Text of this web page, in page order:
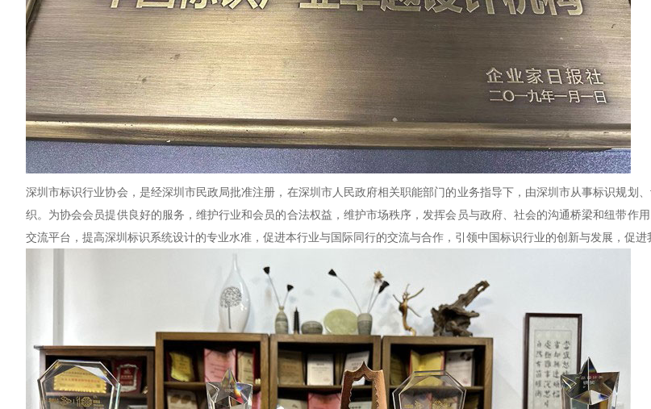
深圳市标识行业协会，是经深圳市民政局批准注册，在深圳市人民政府相关职能部门的业务指导下，由深圳市从事标识规划
织。为协会会员提供良好的服务，维护行业和会员的合法权益，维护市场秩序，发挥会员与政府、社会的沟通桥梁和纽带作
交流平台，提高深圳标识系统设计的专业水准，促进本行业与国际同行的交流与合作，引领中国标识行业的创新与发展，促进